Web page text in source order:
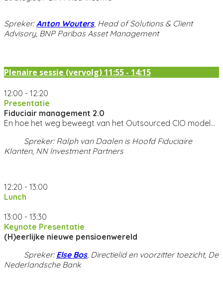
Spreker:Anton Wouters, Head of Solutions & Client
Advisory, BNP Paribas Asset Management
Plenaire sessie (vervolg) 11:55 - 14:15
12:00 - 12:20
Presentatie
Fiduciair management 2.0
En hoe het weg beweegt van het Outsourced CIO model…
Spreker: Ralph van Daalen is Hoofd Fiduciaire
Klanten, NN Investment Partners
12:20 - 13:00
Lunch
13:00 - 13:30
Keynote Presentatie
(H)eerlijke nieuwe pensioenwereld
Spreker: Else Bos, Directielid en voorzitter toezicht, De
Nederlandsche Bank